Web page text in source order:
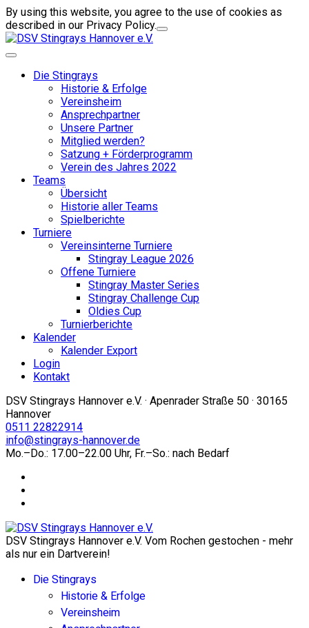
By using this website, you agree to the use of cookies as
described in our Privacy Policy.
Die Stingrays
Historie & Erfolge
Vereinsheim
Ansprechpartner
Unsere Partner
Mitglied werden?
Satzung + Förderprogramm
Verein des Jahres 2022
Teams
Übersicht
Historie aller Teams
Spielberichte
Turniere
Vereinsinterne Turniere
Stingray League 2026
Offene Turniere
Stingray Master Series
Stingray Challenge Cup
Oldies Cup
Turnierberichte
Kalender
Kalender Export
Login
Kontakt
DSV Stingrays Hannover e.V. · Apenrader Straße 50 · 30165
Hannover
0511 22822914
info@stingrays-hannover.de
Mo.–Do.: 17.00–22.00 Uhr, Fr.–So.: nach Bedarf
DSV Stingrays Hannover e.V. Vom Rochen gestochen - mehr
als nur ein Dartverein!
Die Stingrays
Historie & Erfolge
Vereinsheim